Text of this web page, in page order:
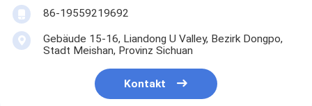
86-19559219692
Gebäude 15-16, Liandong U Valley, Bezirk Dongpo,
Stadt Meishan, Provinz Sichuan
Kontakt